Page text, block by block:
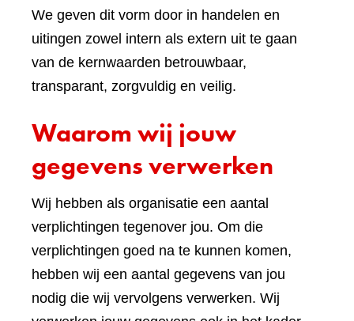
We geven dit vorm door in handelen en
uitingen zowel intern als extern uit te gaan
van de kernwaarden betrouwbaar,
transparant, zorgvuldig en veilig.
Waarom wij jouw
gegevens verwerken
Wij hebben als organisatie een aantal
verplichtingen tegenover jou. Om die
verplichtingen goed na te kunnen komen,
hebben wij een aantal gegevens van jou
nodig die wij vervolgens verwerken. Wij